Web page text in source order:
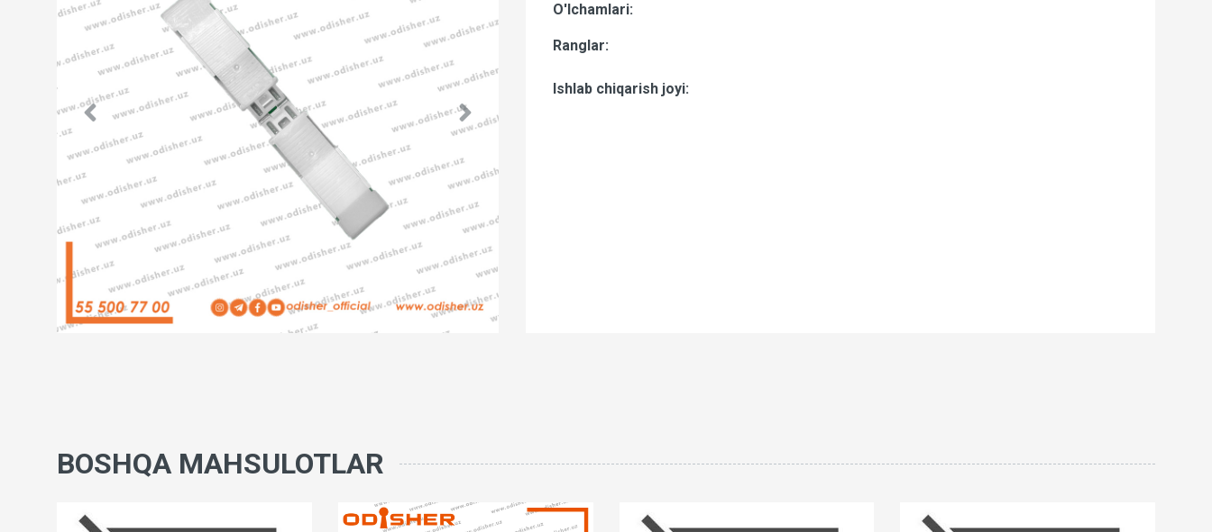
O'lchamlari:
Ranglar:
Ishlab chiqarish joyi:
BOSHQA MAHSULOTLAR